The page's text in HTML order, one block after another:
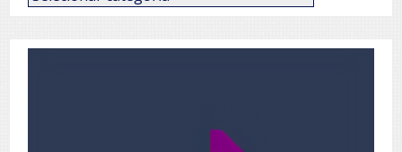
de